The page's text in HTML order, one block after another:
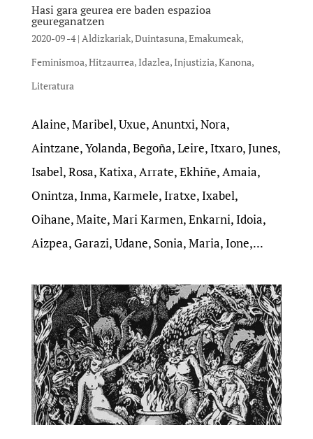
Hasi gara geurea ere baden espazioa
geureganatzen
2020-09 -4| Aldizkariak,Duintasuna,Emakumeak,
Feminismoa,Hitzaurrea,Idazlea,Injustizia,Kanona,
Literatura
Alaine, Maribel, Uxue, Anuntxi, Nora,
Aintzane, Yolanda, Begoña, Leire, Itxaro, Junes,
Isabel, Rosa, Katixa, Arrate, Ekhiñe, Amaia,
Onintza, Inma, Karmele, Iratxe, Ixabel,
Oihane, Maite, Mari Karmen, Enkarni, Idoia,
Aizpea, Garazi, Udane, Sonia, Maria, Ione,...